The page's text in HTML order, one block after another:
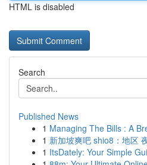
HTML is disabled
Search
Published News
1 Managing The Bills : A
1 新加坡爽吧 shio8：地区
1 ItsDately: Your Simple